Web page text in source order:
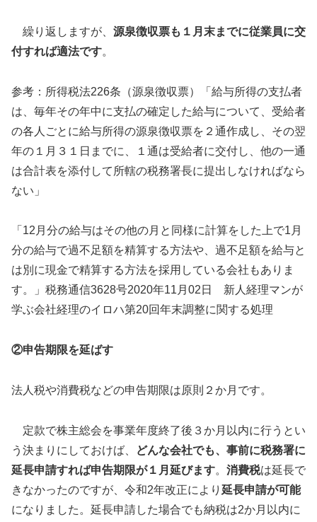
繰り返しますが、 源泉徴収票も１月末までに従業員に交
付すれば適法です。
参考：所得税法226条（源泉徴収票）「給与所得の支払者
は、毎年その年中に支払の確定した給与について、受給者
の各人ごとに給与所得の源泉徴収票を２通作成し、その翌
年の１月３１日までに、１通は受給者に交付し、他の一通
は合計表を添付して所轄の税務署長に提出しなければなら
ない」
「12月分の給与はその他の月と同様に計算をした上で1月
分の給与で過不足額を精算する方法や、過不足額を給与と
は別に現金で精算する方法を採用している会社もありま
す。」税務通信3628号2020年11月02日 新人経理マンが
学ぶ会社経理のイロハ第20回年末調整に関する処理
②申告期限を延ばす
法人税や消費税などの申告期限は原則２か月です。
定款で株主総会を事業年度終了後３か月以内に行うとい
う決まりにしておけば、
どんな会社でも、事前に税務署に
延長申請すれば申告期限が１月延びます。 消費税は延長で
きなかったのですが、令和2年改正により 延長申請が可能
になりました。延長申請した場合でも納税は2か月以内に